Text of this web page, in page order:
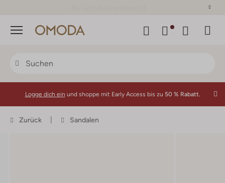
Menü
Logge dich ein und shoppe mit Early Access bis zu 50 % Rabatt.
Zurück Sandalen